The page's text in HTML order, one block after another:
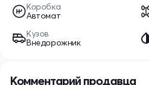
Коробка
Автомат
Кузов
Внедорожник
Комментарий продавца